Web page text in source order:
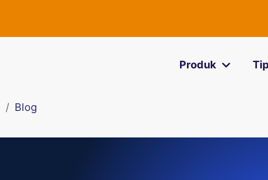
Produk
Blog